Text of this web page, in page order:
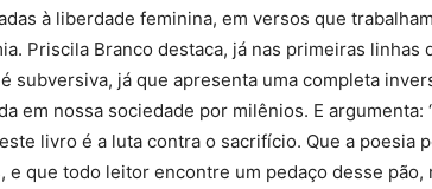
à liberdade feminina, em versos que
Priscila Branco destaca, já nas primeiras linhas
subversiva, já que apresenta uma completa
em nossa sociedade por milênios. E
livro é a luta contra o sacrifício. Que a poesia
e que todo leitor encontre um pedaço desse